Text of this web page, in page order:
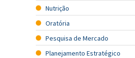
Nutrição
Oratória
Pesquisa de Mercado
Planejamento Estratégico